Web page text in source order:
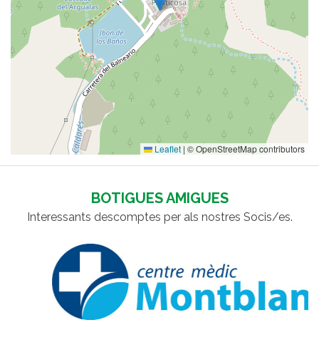
Leaflet | © OpenStreetMap contributors
BOTIGUES AMIGUES
Interessants descomptes per als nostres Socis/es.